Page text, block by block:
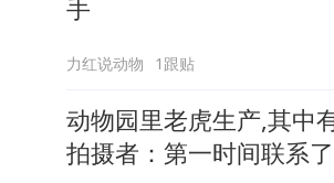
手
力红说动物 1跟贴
动物园里老虎生产,其中
拍摄者：第一时间联系